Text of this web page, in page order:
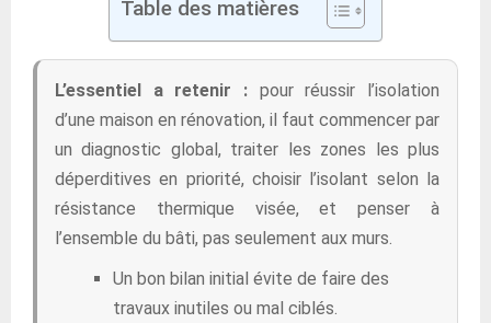
Table des matières
L’essentiel a retenir : pour réussir l’isolation
d’une maison en rénovation, il faut commencer par
un diagnostic global, traiter les zones les plus
déperditives en priorité, choisir l’isolant selon la
résistance thermique visée, et penser à
l’ensemble du bâti, pas seulement aux murs.
Un bon bilan initial évite de faire des
travaux inutiles ou mal ciblés.